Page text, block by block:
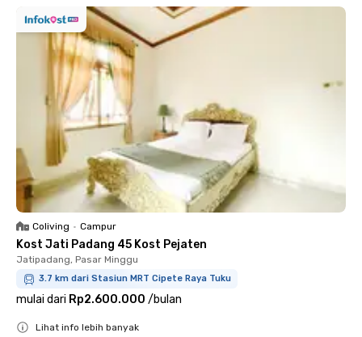
Coliving • Campur
Kost Jati Padang 45 Kost Pejaten
Jatipadang, Pasar Minggu
3.7 km dari Stasiun MRT Cipete Raya Tuku
mulai dari Rp2.600.000 /bulan
Lihat info lebih banyak